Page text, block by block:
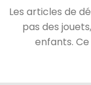
Les articles de
pas des
enfants.